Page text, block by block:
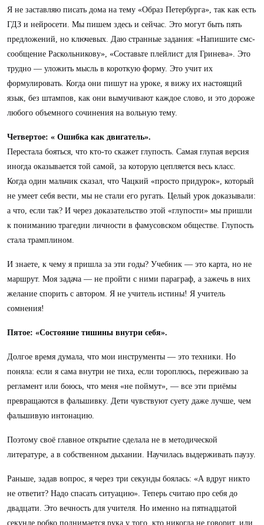
Я не заставляю писать дома на тему «Образ Петербурга», так как есть
ГДЗ и нейросети. Мы пишем здесь и сейчас. Это могут быть пять
предложений, но ключевых. Даю странные задания: «Напишите смс-
сообщение Раскольникову», «Составьте плейлист для Гринева». Это
трудно — уложить мысль в короткую форму. Это учит их
формулировать. Когда они пишут на уроке, я вижу их настоящий
язык, без штампов, как они вымучивают каждое слово, и это дороже
любого объемного сочинения на вольную тему.
Четвертое: « Ошибка как двигатель».
Перестала бояться, что кто-то скажет глупость. Самая глупая версия
иногда оказывается той самой, за которую цепляется весь класс.
Когда один мальчик сказал, что Чацкий «просто придурок», который
не умеет себя вести, мы не стали его ругать. Целый урок доказывали:
а что, если так? И через доказательство этой «глупости» мы пришли
к пониманию трагедии личности в фамусовском обществе. Глупость
стала трамплином.
И знаете, к чему я пришла за эти годы? Учебник — это карта, но не
маршрут. Моя задача — не пройти с ними параграф, а зажечь в них
желание спорить с автором. Я не учитель истины! Я учитель
сомнения!
Пятое: «Состояние тишины внутри себя».
Долгое время думала, что мои инструменты — это техники. Но
поняла: если я сама внутри не тиха, если тороплюсь, переживаю за
регламент или боюсь, что меня «не поймут», — все эти приёмы
превращаются в фальшивку. Дети чувствуют суету даже лучше, чем
фальшивую интонацию.
Поэтому своё главное открытие сделала не в методической
литературе, а в собственном дыхании. Научилась выдерживать паузу.
Раньше, задав вопрос, я через три секунды боялась: «А вдруг никто
не ответит? Надо спасать ситуацию». Теперь считаю про себя до
двадцати. Это вечность для учителя. Но именно на пятнадцатой
секунде робко поднимается рука у того, кто никогда не говорит, или